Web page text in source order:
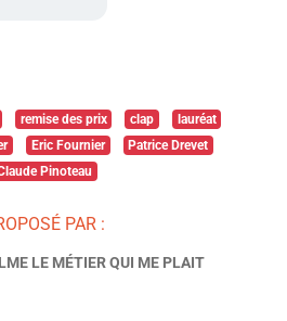
remise des prix clap
lauréat
Eric Fournier
Patrice Drevet
Pinoteau
PAR :
LE MÉTIER QUI ME PLAIT